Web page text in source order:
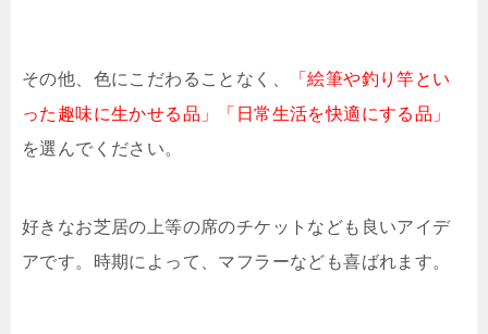
その他、色にこだわることなく、
「絵筆や釣り竿とい
った趣味に生かせる品」「日常生活を快適にする品」
を選んでください。
好きなお芝居の上等の席のチケットなども良いアイデ
アです。時期によって、マフラーなども喜ばれます。